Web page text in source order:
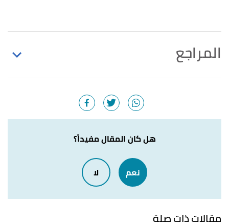
المراجع
worldpopulationreview.com
"20 fun facts about Qatar - Impress your
Retrieved 26-4-2021. Edited.
زسش britannica.com,
Retrieved 27-4-2021. Edited.
هل كان المقال مفيداً؟
نعم لا
مقالات ذات صلة